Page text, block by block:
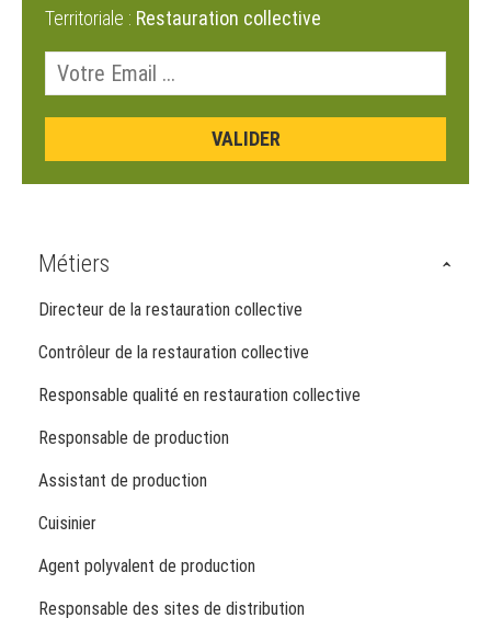
Territoriale : Restauration collective
Métiers
Directeur de la restauration collective
Contrôleur de la restauration collective
Responsable qualité en restauration collective
Responsable de production
Assistant de production
Cuisinier
Agent polyvalent de production
Responsable des sites de distribution